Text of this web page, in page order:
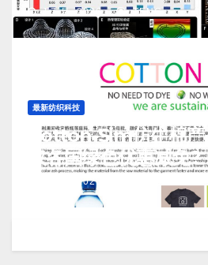
J 7 月, 2026 TENG
最新纺织科技
Cotton-Sim仿生棉产
取各国绿色优惠减免?
J 7 月, 2026